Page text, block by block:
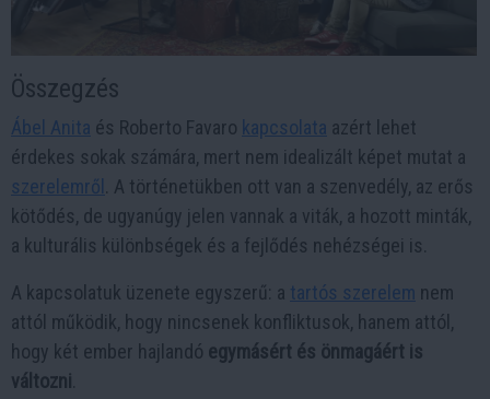
Összegzés
Ábel Anita és Roberto Favaro kapcsolata azért lehet
érdekes sokak számára, mert nem idealizált képet mutat a
szerelemről
. A történetükben ott van a szenvedély, az erős
kötődés, de ugyanúgy jelen vannak a viták, a hozott minták,
a kulturális különbségek és a fejlődés nehézségei is.
A kapcsolatuk üzenete egyszerű: a tartós szerelem nem
attól működik, hogy nincsenek konfliktusok, hanem attól,
hogy két ember hajlandó egymásért és önmagáért is
változni